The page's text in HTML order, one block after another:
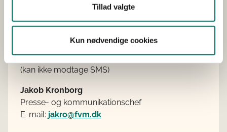
Tillad valgte
Kun nødvendige cookies
Pressekontakt
presse@fvm.dk
Tlf: +45 20 18 40 52
(kan ikke modtage SMS)
Jakob Kronborg
Presse- og kommunikationschef
E-mail: jakro@fvm.dk